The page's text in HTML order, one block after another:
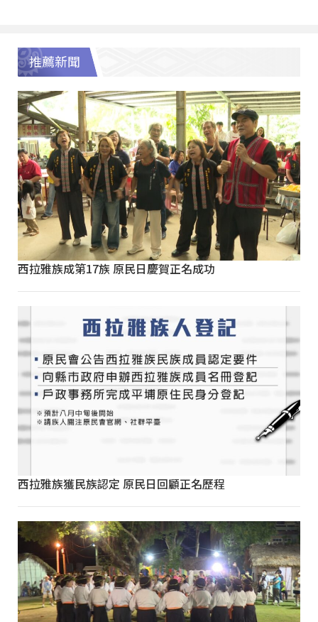
推薦新聞
西拉雅族成第17族 原民日慶賀正名成功
西拉雅族獲民族認定 原民日回顧正名歷程